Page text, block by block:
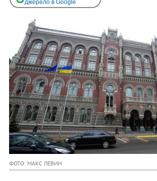
джерело в Google
ФОТО: МАКС ЛЕВИН